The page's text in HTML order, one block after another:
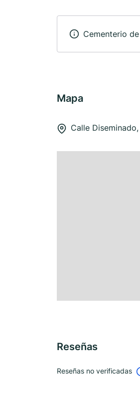
Cementerio
Mapa
Calle
Reseñas
Reseñas no verificadas